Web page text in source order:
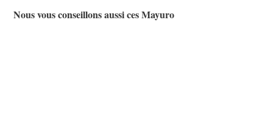
Nous vous conseillons aussi ces Mayuro